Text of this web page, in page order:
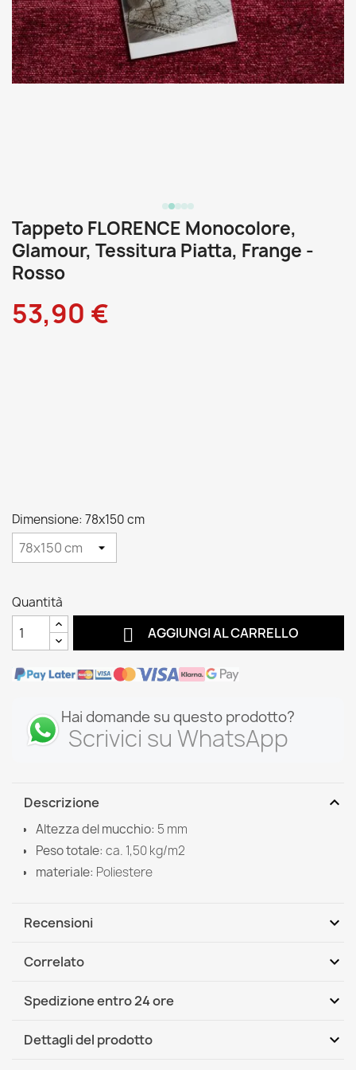
Tappeto FLORENCE Monocolore,
Glamour, Tessitura Piatta, Frange -
Rosso
53,90 €
Dimensione: 78x150 cm
Quantità
 AGGIUNGI AL CARRELLO
Hai domande su questo prodotto?
Scrivici su WhatsApp
Descrizione expand_more
Altezza del mucchio: 5 mm
Peso totale: ca. 1,50 kg/m2
materiale: Poliestere
Recensioni expand_more
Correlato expand_more
Spedizione entro 24 ore expand_more
DHL / GLS International
Dettagli del prodotto expand_more